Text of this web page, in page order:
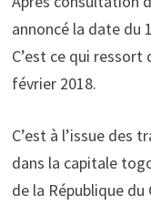
annoncé la date du
C’est ce qui ressort
février 2018.
C’est à l’issue des
dans la capitale
de la République du